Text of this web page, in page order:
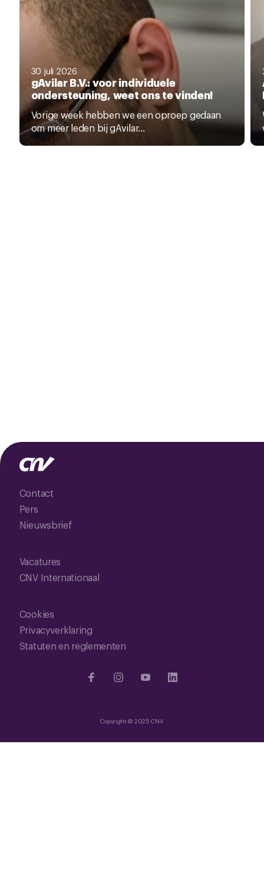
30 juli 2026
gAvilar B.V.: voor individuele
ondersteuning, weet ons te vinden!
Vorige week hebben we een oproep gedaan
om meer leden bij gAvilar...
Contact
Pers
Nieuwsbrief
Vacatures
CNV Internationaal
Cookies
Privacyverklaring
Statuten en reglementen
Copyright © 2025 CNV